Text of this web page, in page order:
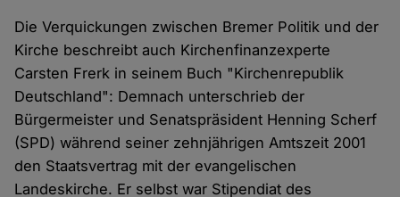
Die Verquickungen zwischen Bremer Politik und der
Kirche beschreibt auch Kirchenfinanzexperte
Carsten Frerk in seinem Buch "Kirchenrepublik
Deutschland": Demnach unterschrieb der
Bürgermeister und Senatspräsident Henning Scherf
(SPD) während seiner zehnjährigen Amtszeit 2001
den Staatsvertrag mit der evangelischen
Landeskirche. Er selbst war Stipendiat des